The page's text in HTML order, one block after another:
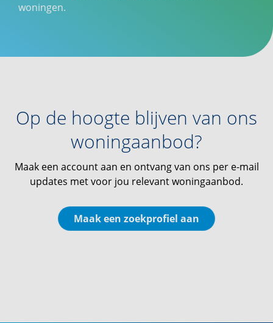
woningen.
Op de hoogte blijven van ons
woningaanbod?
Maak een account aan en ontvang van ons per e-mail
updates met voor jou relevant woningaanbod.
Maak een zoekprofiel aan